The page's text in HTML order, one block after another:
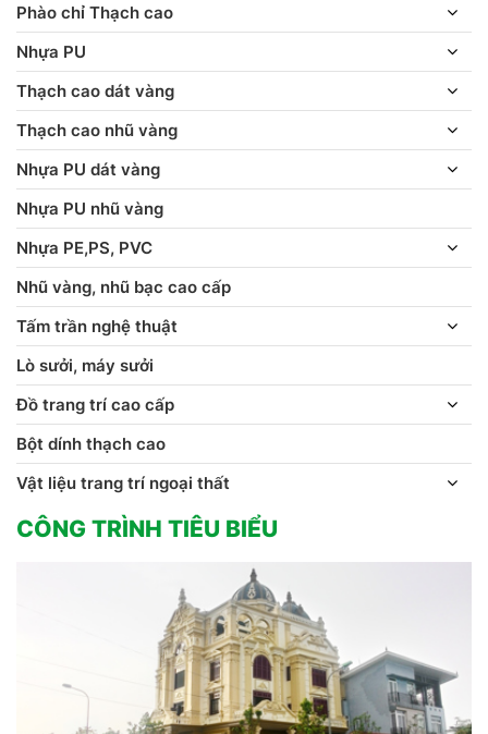
Phào chỉ Thạch cao
Nhựa PU
Thạch cao dát vàng
Thạch cao nhũ vàng
Nhựa PU dát vàng
Nhựa PU nhũ vàng
Nhựa PE,PS, PVC
Nhũ vàng, nhũ bạc cao cấp
Tấm trần nghệ thuật
Lò sưởi, máy sưởi
Đồ trang trí cao cấp
Bột dính thạch cao
Vật liệu trang trí ngoại thất
CÔNG TRÌNH TIÊU BIỂU